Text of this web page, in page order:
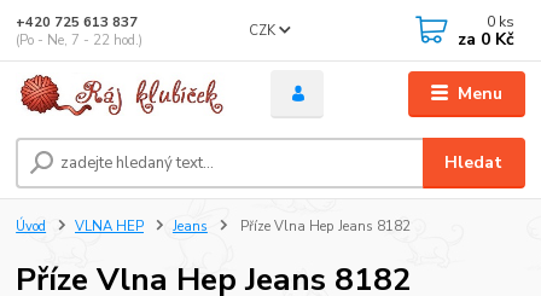
Menu
CZK
Hledat
+420 725 613 837
(Po - Ne, 7 - 22 hod.)
0 ks
za 0 Kč
Úvod VLNA HEP Jeans Příze Vlna Hep Jeans 8182
Příze Vlna Hep Jeans 8182